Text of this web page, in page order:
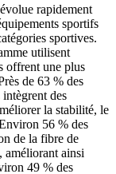
rapidement
sportifs
sportives.
utilisent
offrent une plus
de 63 % des
des
la stabilité, le
56 % des
de la fibre de
améliorant ainsi
49 % des